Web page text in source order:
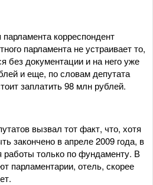
корреспондент
парламента не устраивает то,
без документации и на него уже
и еще, по словам депутата
заплатить 98 млн рублей.
вызвал тот факт, что, хотя
закончено в апреле 2009 года, в
работы только по фундаменту. В
парламентарии, отель, скорее